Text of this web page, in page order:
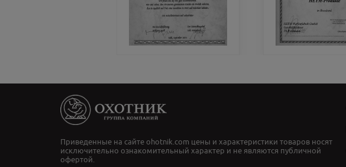
Приведенные на сайте ohotnik.com цены и характеристики товаров носят
исключительно ознакомительный характер и не являются публичной
офертой.